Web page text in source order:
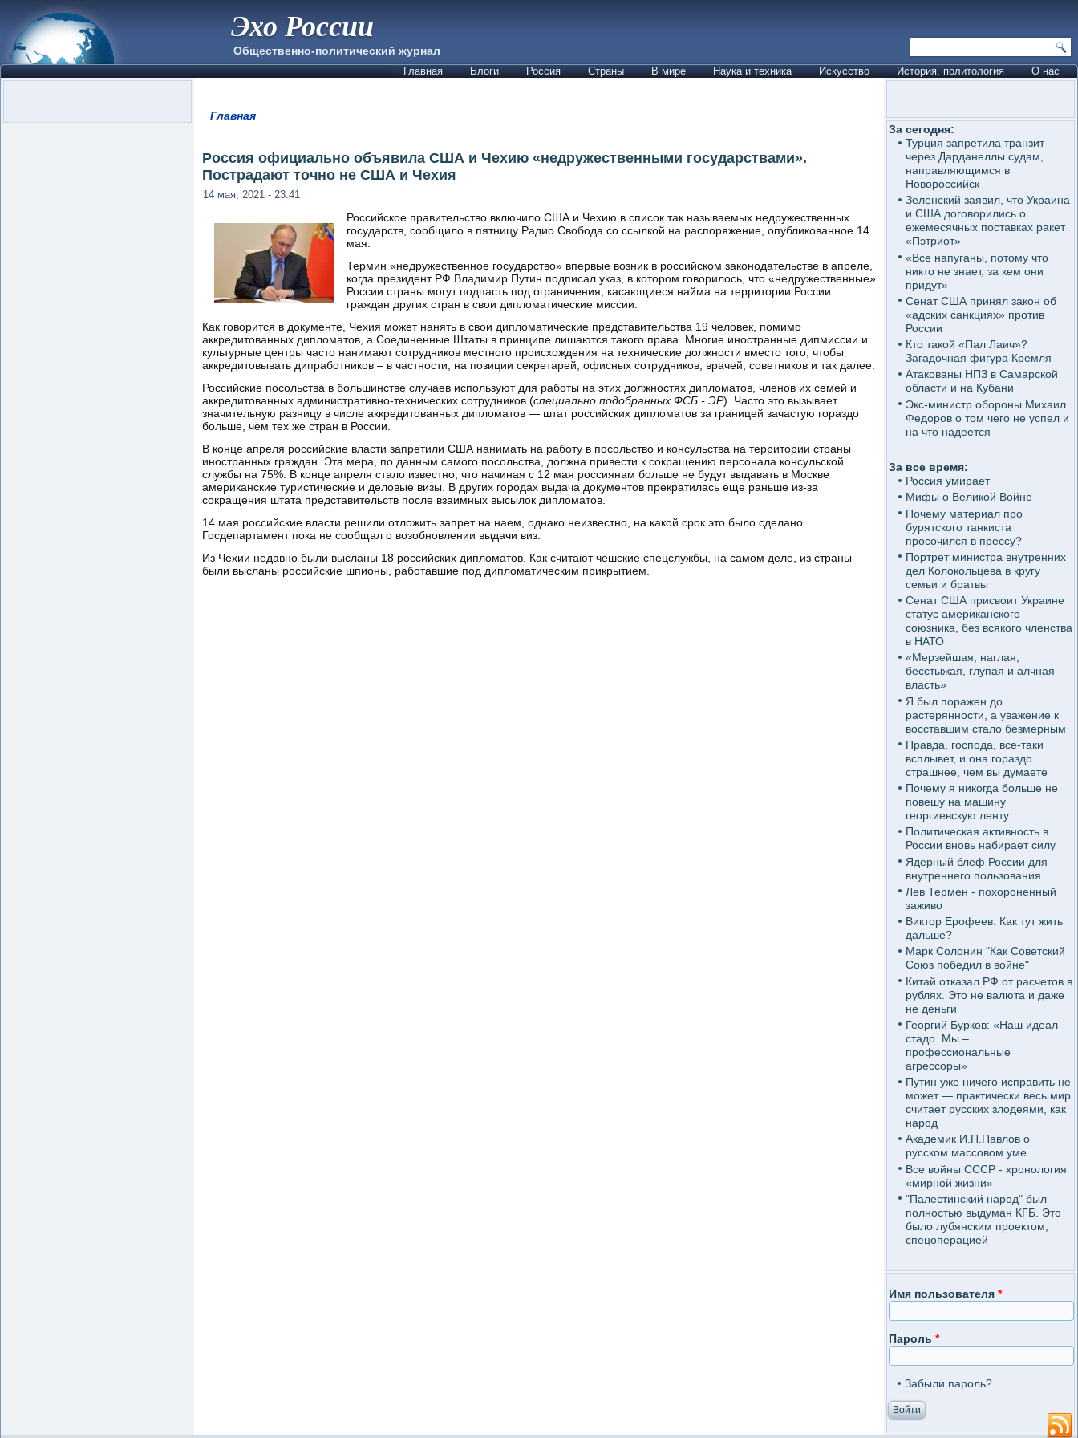
Эхо России
Общественно-политический журнал
Главная Блоги Россия Страны В мире Наука и техника Искусство История, политология О нас
Главная
Россия официально объявила США и Чехию «недружественными государствами».
Пострадают точно не США и Чехия
14 мая, 2021 - 23:41
Российское правительство включило США и Чехию в список так называемых недружественных
государств, сообщило в пятницу Радио Свобода со ссылкой на распоряжение, опубликованное 14
мая.
Термин «недружественное государство» впервые возник в российском законодательстве в апреле,
когда президент РФ Владимир Путин подписал указ, в котором говорилось, что «недружественные»
России страны могут подпасть под ограничения, касающиеся найма на территории России
граждан других стран в свои дипломатические миссии.
Как говорится в документе, Чехия может нанять в свои дипломатические представительства 19 человек, помимо
аккредитованных дипломатов, а Соединенные Штаты в принципе лишаются такого права. Многие иностранные дипмиссии и
культурные центры часто нанимают сотрудников местного происхождения на технические должности вместо того, чтобы
аккредитовывать дипработников – в частности, на позиции секретарей, офисных сотрудников, врачей, советников и так далее.
Российские посольства в большинстве случаев используют для работы на этих должностях дипломатов, членов их семей и
аккредитованных административно-технических сотрудников (специально подобранных ФСБ - ЭР). Часто это вызывает
значительную разницу в числе аккредитованных дипломатов — штат российских дипломатов за границей зачастую гораздо
больше, чем тех же стран в России.
В конце апреля российские власти запретили США нанимать на работу в посольство и консульства на территории страны
иностранных граждан. Эта мера, по данным самого посольства, должна привести к сокращению персонала консульской
службы на 75%. В конце апреля стало известно, что начиная с 12 мая россиянам больше не будут выдавать в Москве
американские туристические и деловые визы. В других городах выдача документов прекратилась еще раньше из-за
сокращения штата представительств после взаимных высылок дипломатов.
14 мая российские власти решили отложить запрет на наем, однако неизвестно, на какой срок это было сделано.
Госдепартамент пока не сообщал о возобновлении выдачи виз.
Из Чехии недавно были высланы 18 российских дипломатов. Как считают чешские спецслужбы, на самом деле, из страны
были высланы российские шпионы, работавшие под дипломатическим прикрытием.
За сегодня:
Турция запретила транзит
через Дарданеллы судам,
направляющимся в
Новороссийск
Зеленский заявил, что Украина
и США договорились о
ежемесячных поставках ракет
«Пэтриот»
«Все напуганы, потому что
никто не знает, за кем они
придут»
Сенат США принял закон об
«адских санкциях» против
России
Кто такой «Пал Лаич»?
Загадочная фигура Кремля
Атакованы НПЗ в Самарской
области и на Кубани
Экс-министр обороны Михаил
Федоров о том чего не успел и
на что надеется
За все время:
Россия умирает
Мифы о Великой Войне
Почему материал про
бурятского танкиста
просочился в прессу?
Портрет министра внутренних
дел Колокольцева в кругу
семьи и братвы
Сенат США присвоит Украине
статус американского
союзника, без всякого членства
в НАТО
«Мерзейшая, наглая,
бесстыжая, глупая и алчная
власть»
Я был поражен до
растерянности, а уважение к
восставшим стало безмерным
Правда, господа, все-таки
всплывет, и она гораздо
страшнее, чем вы думаете
Почему я никогда больше не
повешу на машину
георгиевскую ленту
Политическая активность в
России вновь набирает силу
Ядерный блеф России для
внутреннего пользования
Лев Термен - похороненный
заживо
Виктор Ерофеев: Как тут жить
дальше?
Марк Солонин "Как Советский
Союз победил в войне"
Китай отказал РФ от расчетов в
рублях. Это не валюта и даже
не деньги
Георгий Бурков: «Наш идеал –
стадо. Мы –
профессиональные
агрессоры»
Путин уже ничего исправить не
может — практически весь мир
считает русских злодеями, как
народ
Академик И.П.Павлов о
русском массовом уме
Все войны СССР - хронология
«мирной жизни»
"Палестинский народ" был
полностью выдуман КГБ. Это
было лубянским проектом,
спецоперацией
Имя пользователя *
Пароль *
Забыли пароль?